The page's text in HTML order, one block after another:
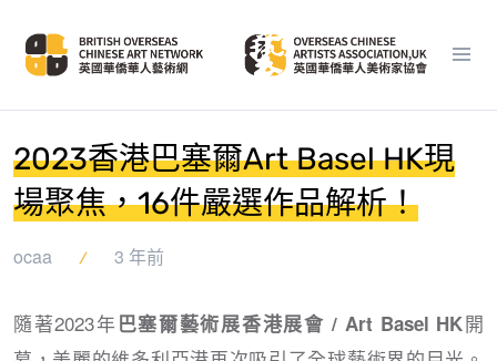
2023香港巴塞爾Art Basel HK現
場聚焦，16件嚴選作品解析！
ocaa 3 年前
隨著2023年巴塞爾藝術展香港展會 / Art Basel HK開